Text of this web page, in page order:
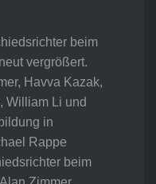
beim
vergrößert.
Havva Kazak,
William Li und
in
Rappe
beim